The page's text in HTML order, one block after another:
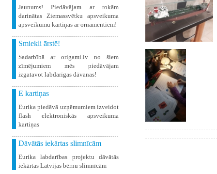
Jaunums! Piedāvājam ar rokām
darinātas Ziemassvētku apsveikuma
apsveikumu kartiņas ar ornamentiem!
Smiekli ārstē!
Sadarbībā ar origami.lv no šiem
zīmējumiem mēs piedāvājam
izgatavot labdarīgas dāvanas!
E kartiņas
Eurika piedāvā uzņēmumiem izveidot
flash elektroniskās apsveikuma
kartiņas
Dāvātās iekārtas slimnīcām
Eurika labdarības projektu dāvātās
iekārtas Latvijas bērnu slimnīcām